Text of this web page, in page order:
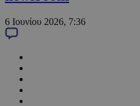
6 Ιουνίου 2026, 7:36